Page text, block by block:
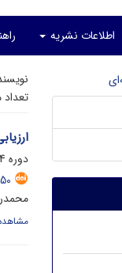
اطلاعات نشریه
تعداد
دوره 4، شماره 2، شهریور 1405، صفحه